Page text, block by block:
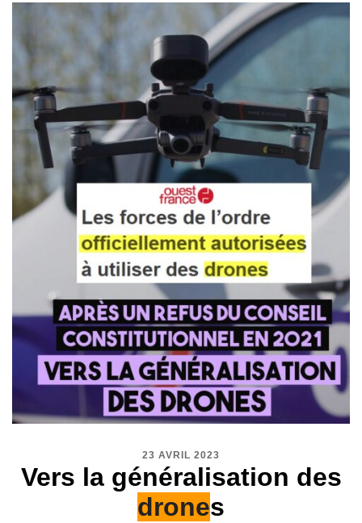
23 AVRIL 2023
Vers la généralisation des
drones